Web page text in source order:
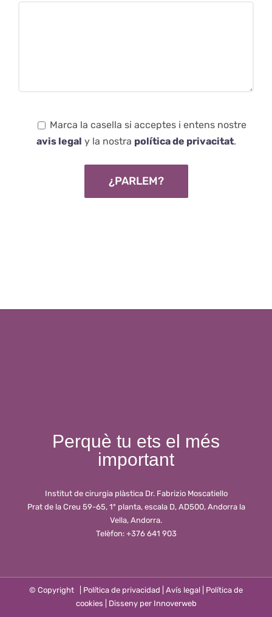
Marca la casella si acceptes i entens nostre
avis legal y la nostra política de privacitat.
Perquè tu ets el més
important
Institut de cirurgia plàstica Dr. Fabrizio Moscatiello
Prat de la Creu 59-65, 1º planta, escala D, AD500, Andorra la
Vella, Andorra.
Telèfon: +376 641 903
© Copyright Política de privacidad Avís legal
Política de
cookies | Disseny per Innoverweb